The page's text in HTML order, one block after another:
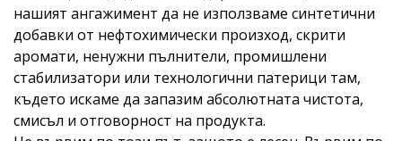
нашият ангажимент да не използваме синтетични
добавки от нефтохимически произход, скрити
аромати, ненужни пълнители, промишлени
стабилизатори или технологични патерици там,
където искаме да запазим абсолютната чистота,
смисъл и отговорност на продукта.